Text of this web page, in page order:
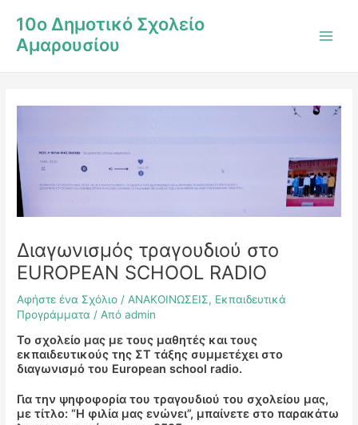
στο
περιεχόμενο
10ο Δημοτικό Σχολείο
Αμαρουσίου
Διαγωνισμός τραγουδιού στο
EUROPEAN SCHOOL RADIO
Αφήστε ένα Σχόλιο / ΑΝΑΚΟΙΝΩΣΕΙΣ, Εκπαιδευτικά
Προγράμματα / Απόadmin
Το σχολείο μας με τους μαθητές και τους
εκπαιδευτικούς της ΣΤ τάξης συμμετέχει στο
διαγωνισμό του European school radio.
Για την ψηφοφορία του τραγουδιού του σχολείου μας,
με τίτλο: “Η φιλία μας ενώνει”, μπαίνετε στο παρακάτω
navigation